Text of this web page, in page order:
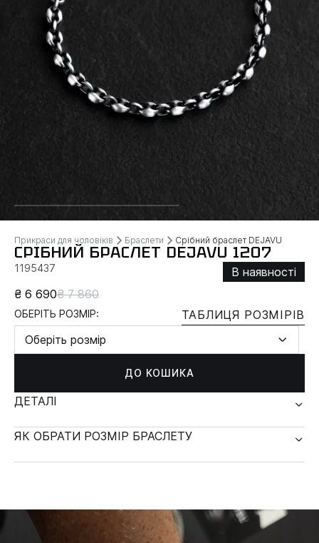
Прикраси для чоловіків Браслети Срібний браслет DEJAVU
СРІБНИЙ БРАСЛЕТ DEJAVU 1207
1195437
В наявності
₴ 6 690₴ 7 860
ОБЕРІТЬ РОЗМІР:
ТАБЛИЦЯ РОЗМІРІВ
Оберіть розмір
ДО КОШИКА
ДЕТАЛІ
ЯК ОБРАТИ РОЗМІР БРАСЛЕТУ